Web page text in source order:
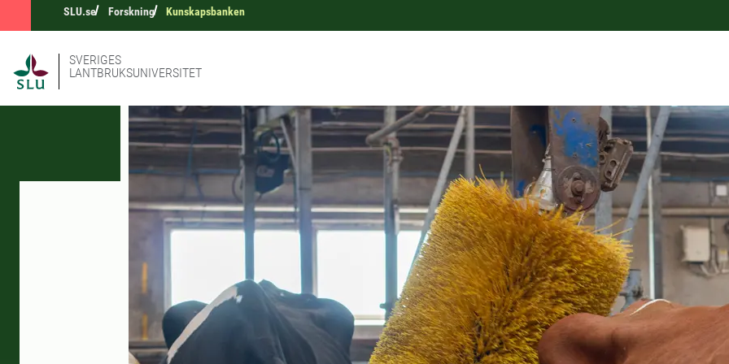
SLU.se Forskning Kunskapsbanken
SVERIGES
LANTBRUKSUNIVERSITET